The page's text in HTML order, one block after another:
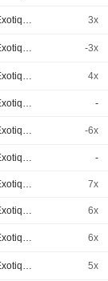
Produits Exotiques 3x
Produits Exotiques -3x
Produits Exotiques 4x
Produits Exotiques -
Produits Exotiques -6x
Produits Exotiques -
Produits Exotiques 7x
Produits Exotiques 6x
Produits Exotiques 6x
Produits Exotiques 5x